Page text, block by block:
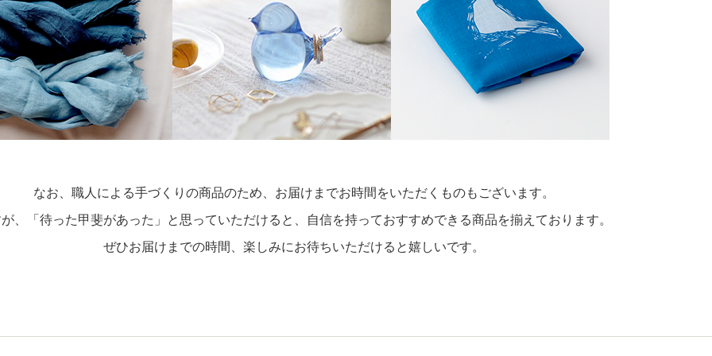
なお、職人による手づくりの商品のため、お届けまでお時間をいただくものもございます。
、「待った甲斐があった」と思っていただけると、自信を持っておすすめできる商品を揃えております。
ぜひお届けまでの時間、楽しみにお待ちいただけると嬉しいです。